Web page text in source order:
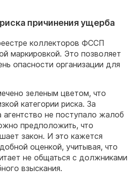
причинения ущерба
коллекторов ФССП
маркировкой. Это позволяет
опасности организации для
зеленым цветом, что
категории риска. За
агентство не поступало жалоб
предположить, что
закон. И это кажется
оценкой, учитывая, что
не общаться с должниками
взыскания.